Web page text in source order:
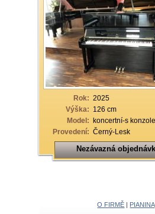
Rok: 2025
Výška: 126 cm
Model: koncertní-s
Provedení: Černý-Lesk
Nezávazná
O FIRMĚ | PIANINA